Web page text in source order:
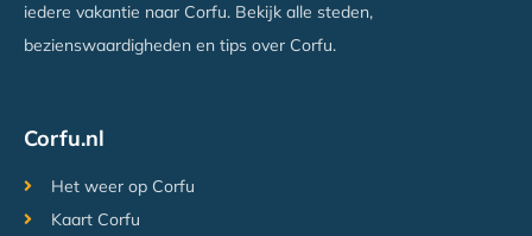
iedere vakantie naar Corfu. Bekijk alle steden,
bezienswaardigheden en tips over Corfu.
Corfu.nl
Het weer op Corfu
Kaart Corfu